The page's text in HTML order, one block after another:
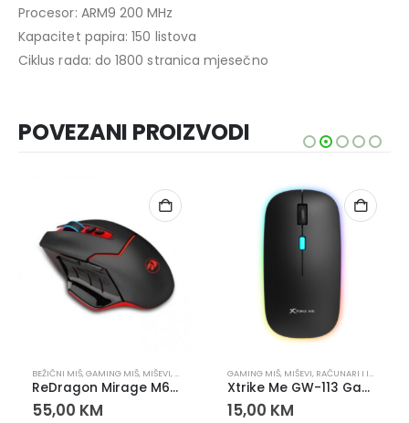
Procesor: ARM9 200 MHz
Kapacitet papira: 150 listova
Ciklus rada: do 1800 stranica mjesečno
POVEZANI PROIZVODI
BEŽIČNI MIŠ,GAMING MIŠ, MIŠEVI,RAČUNARI I IT OPREMA
ReDragon Mirage M690 Wireless Gaming Miš
55,00 KM
GAMING MIŠ, MIŠEVI, RAČUNARI I IT OPREMA
Xtrike Me GW-113 Gaming miš RGB 1600 DPI – optički miš sa 4 tipke
15,00 KM